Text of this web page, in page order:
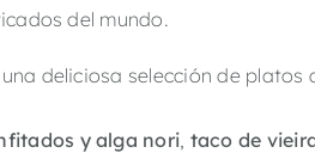
del mundo.
deliciosa selección de platos
y alga nori taco de